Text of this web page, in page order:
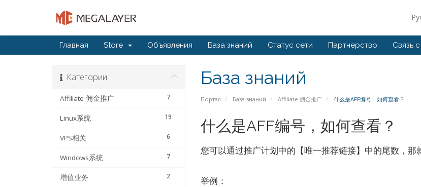
Главная Store Объявления База знаний Статус сети Партнерство Связь
База знаний
Портал База знаний Affiliate 佣金推广 什么是AFF编号，如何查看？
Категории
7
Affiliate 佣金推广
19
Linux系统
6
VPS相关
7
Windows系统
2
增值业务
什么是AFF编号，如何查看？
您可以通过推广计划中的【唯一推荐链接】中的尾数，那
举例：